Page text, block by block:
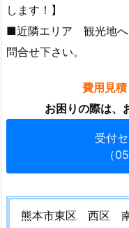
ー
1.
1
ト
イ
します！】
■近隣エリア 観光地へ
問合せ下さい。
費用見
お困りの際は、
受付
（
熊本市東区 西区